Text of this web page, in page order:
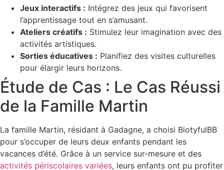
Jeux interactifs : Intégrez des jeux qui favorisent
l’apprentissage tout en s’amusant.
Ateliers créatifs : Stimulez leur imagination avec des
activités artistiques.
Sorties éducatives : Planifiez des visites culturelles
pour élargir leurs horizons.
Étude de Cas : Le Cas Réussi
de la Famille Martin
La famille Martin, résidant à Gadagne, a choisi BiotyfulBB
pour s’occuper de leurs deux enfants pendant les
vacances d’été. Grâce à un service sur-mesure et des
activités périscolaires variées, leurs enfants ont pu profiter